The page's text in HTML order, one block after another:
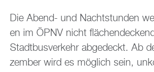
Die Abend- und Nacht­stun­den
en im ÖPNV nicht
Stadt­bus­ver­kehr ab­ge­deckt. Ab
zem­ber wird es mög­lich sein,